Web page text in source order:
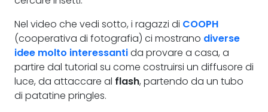
Nel video che vedi sotto, i ragazzi di COOPH
(cooperativa di fotografia) ci mostrano diverse
idee molto interessantida provare a casa, a
partire dal tutorial su come costruirsi un diffusore di
luce, da attaccare al flash, partendo da un tubo
di patatine pringles.